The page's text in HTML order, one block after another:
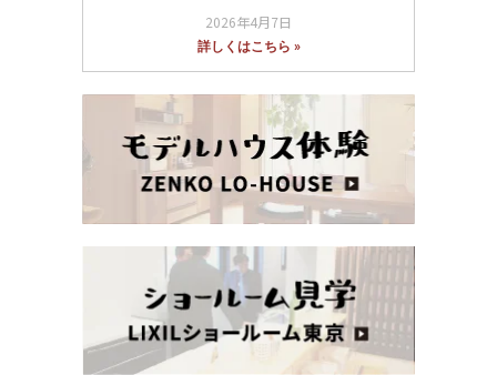
2026年4月7日
詳しくはこちら »